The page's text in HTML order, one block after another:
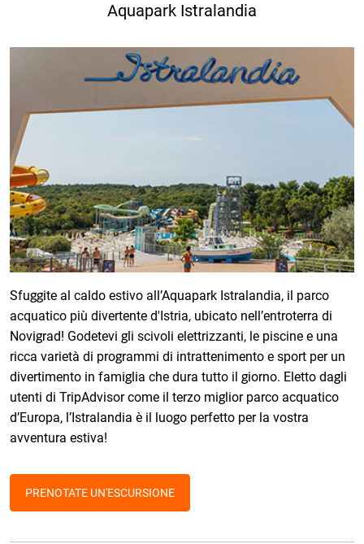
Aquapark Istralandia
Sfuggite al caldo estivo all’Aquapark Istralandia, il parco
acquatico più divertente d'Istria, ubicato nell’entroterra di
Novigrad! Godetevi gli scivoli elettrizzanti, le piscine e una
ricca varietà di programmi di intrattenimento e sport per un
divertimento in famiglia che dura tutto il giorno. Eletto dagli
utenti di TripAdvisor come il terzo miglior parco acquatico
d’Europa, l’Istralandia è il luogo perfetto per la vostra
avventura estiva!
PRENOTATE UN'ESCURSIONE